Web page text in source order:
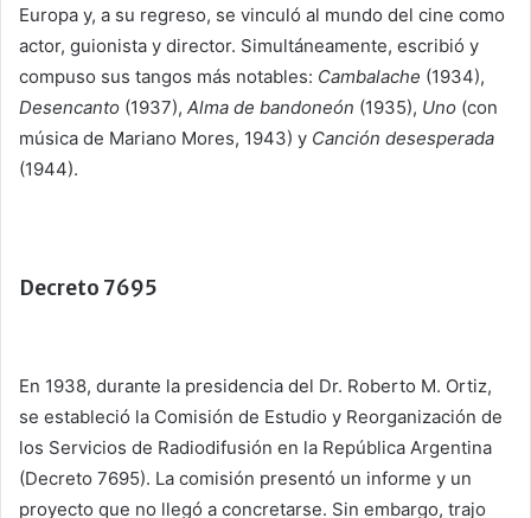
Europa y, a su regreso, se vinculó al mundo del cine como
actor, guionista y director. Simultáneamente, escribió y
compuso sus tangos más notables: Cambalache (1934),
Desencanto (1937), Alma de bandoneón (1935), Uno (con
música de Mariano Mores, 1943) y Canción desesperada
(1944).
Decreto 7695
En 1938, durante la presidencia del Dr. Roberto M. Ortiz,
se estableció la Comisión de Estudio y Reorganización de
los Servicios de Radiodifusión en la República Argentina
(Decreto 7695). La comisión presentó un informe y un
proyecto que no llegó a concretarse. Sin embargo, trajo